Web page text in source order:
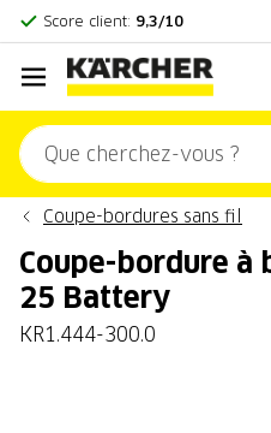
Score client: 9,3/10
Coupe-bordures sans fil
Coupe-bordure à
25 Battery
KR1.444-300.0